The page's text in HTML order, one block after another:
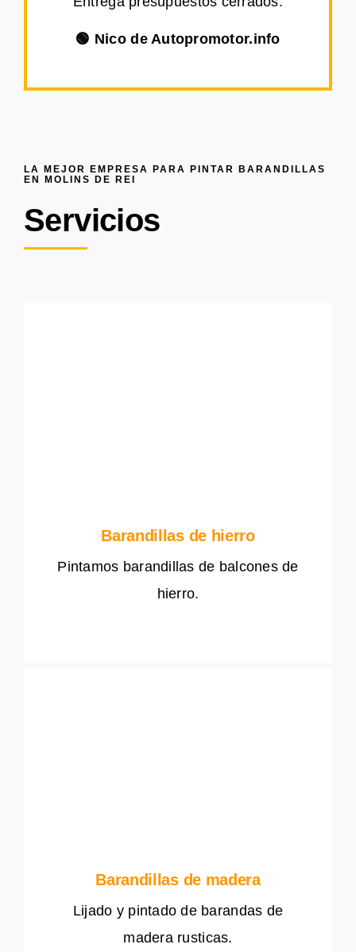
🟢 Nico de Autopromotor.info
LA MEJOR EMPRESA PARA PINTAR BARANDILLAS
EN MOLINS DE REI
Servicios
Barandillas de hierro
Pintamos barandillas de balcones de
hierro.
Barandillas de madera
Lijado y pintado de barandas de
madera rusticas.